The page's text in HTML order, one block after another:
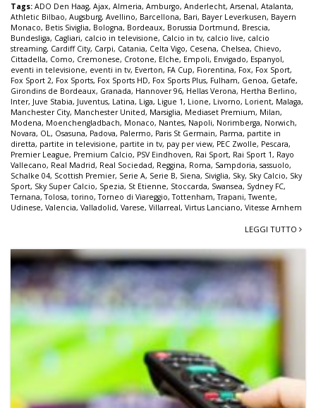
Tags: ADO Den Haag, Ajax, Almeria, Amburgo, Anderlecht, Arsenal, Atalanta,
Athletic Bilbao, Augsburg, Avellino, Barcellona, Bari, Bayer Leverkusen, Bayern
Monaco, Betis Siviglia, Bologna, Bordeaux, Borussia Dortmund, Brescia,
Bundesliga, Cagliari, calcio in televisione, Calcio in tv, calcio live, calcio
streaming, Cardiff City, Carpi, Catania, Celta Vigo, Cesena, Chelsea, Chievo,
Cittadella, Como, Cremonese, Crotone, Elche, Empoli, Envigado, Espanyol,
eventi in televisione, eventi in tv, Everton, FA Cup, Fiorentina, Fox, Fox Sport,
Fox Sport 2, Fox Sports, Fox Sports HD, Fox Sports Plus, Fulham, Genoa, Getafe,
Girondins de Bordeaux, Granada, Hannover 96, Hellas Verona, Hertha Berlino,
Inter, Juve Stabia, Juventus, Latina, Liga, Ligue 1, Lione, Livorno, Lorient, Malaga,
Manchester City, Manchester United, Marsiglia, Mediaset Premium, Milan,
Modena, Moenchengladbach, Monaco, Nantes, Napoli, Norimberga, Norwich,
Novara, OL , Osasuna, Padova, Palermo, Paris St Germain, Parma, partite in
diretta, partite in televisione, partite in tv, pay per view, PEC Zwolle, Pescara,
Premier League, Premium Calcio, PSV Eindhoven, Rai Sport, Rai Sport 1, Rayo
Vallecano, Real Madrid, Real Sociedad, Reggina, Roma, Sampdoria, sassuolo,
Schalke 04, Scottish Premier, Serie A, Serie B, Siena, Siviglia, Sky, Sky Calcio, Sky
Sport, Sky Super Calcio, Spezia, St Etienne, Stoccarda, Swansea, Sydney FC,
Ternana,Tolosa, torino,Torneo di Viareggio,Tottenham,Trapani,Twente,
Udinese, Valencia, Valladolid, Varese, Villarreal, Virtus Lanciano, Vitesse Arnhem
LEGGI TUTTO